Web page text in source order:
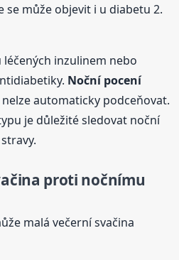
se může objevit i u diabetu 2.
léčených inzulinem nebo
Nočnípocení
automaticky podceňovat.
je důležité sledovat noční
proti nočnímu
malá večerní svačina